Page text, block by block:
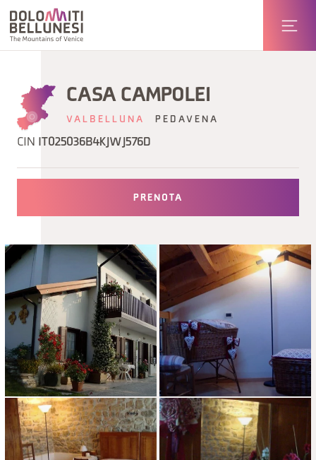
CASA CAMPOLEI
VALBELLUNA PEDAVENA
CIN IT025036B4KJWJ576D
PRENOTA